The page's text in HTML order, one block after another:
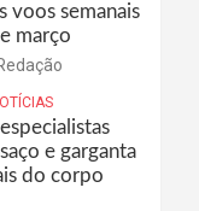
voos semanais
março
e garganta
do corpo